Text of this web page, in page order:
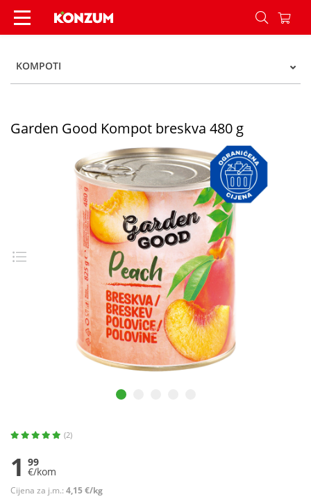
Garden Good Kompot breskva 480 g - Konzum
KOMPOTI
Garden Good Kompot breskva 480 g
(2)
1 99
€/kom
Cijena za j.m.: 4,15 €/kg